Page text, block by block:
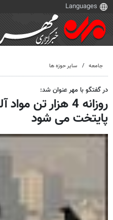
جامعه سایر حوزه ها
در گفتگو با مهر عنوان شد:
روزانه 4 هزار تن
پایتخت می شود